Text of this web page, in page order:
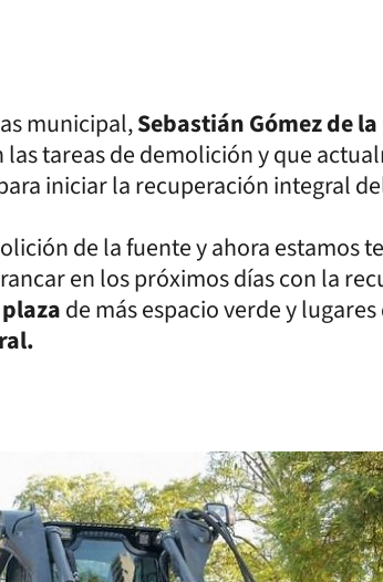
municipal,Sebastián Gómez de
tareas de demolición y que
iniciar la recuperación integral
de la fuente y ahora estamos
en los próximos días con la
plazade más espacio verde y